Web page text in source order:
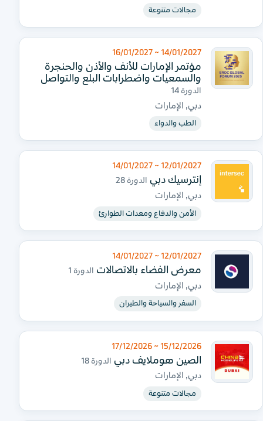
مجالات متنوعة
14/01/2027 ~ 16/01/2027
مؤتمر الإمارات للأنف والأذن والحنجرة
والسمعيات واضطرابات البلع والتواصل
الدورة 14
دبي, الإمارات
الطب والدواء
12/01/2027 ~ 14/01/2027
إنترسيك دبي الدورة 28
دبي, الإمارات
الأمن والدفاع ومعدات الطوارئ
12/01/2027 ~ 14/01/2027
معرض الفضاء بالاتصالات الدورة 1
دبي, الإمارات
السفر والسياحة والطيران
15/12/2026 ~ 17/12/2026
الصين هوملايف دبي الدورة 18
دبي, الإمارات
مجالات متنوعة